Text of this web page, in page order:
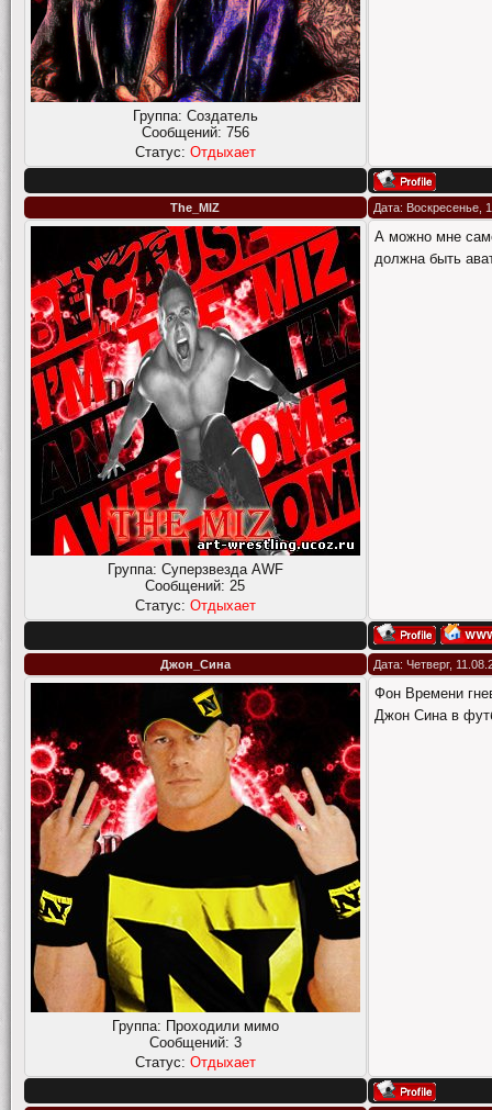
Группа: Создатель
Сообщений: 756
Статус: Отдыхает
The_MIZ Дата: Воскресенье,
Группа: Суперзвезда AWF
Сообщений:25
Статус: Отдыхает
А можно мне
должна быть
Джон_Сина Дата: Четверг,
Группа: Проходили мимо
Сообщений: 3
Статус: Отдыхает
Фон Времени
Джон Сина в